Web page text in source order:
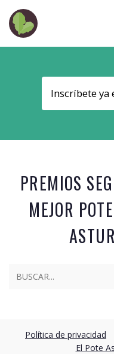
Inscríbete ya
PREMIOS
MEJOR
Política de privacidad
El Pote